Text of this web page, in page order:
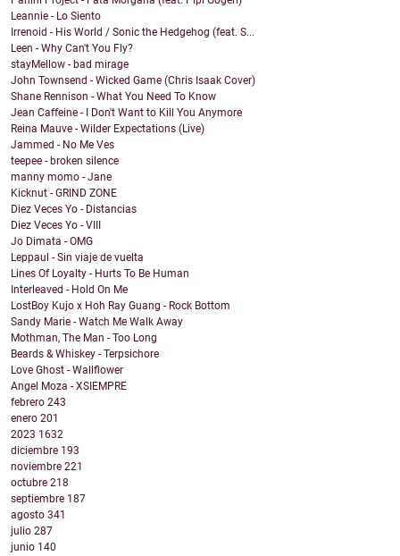
Leannie - Lo Siento
Irrenoid - His World / Sonic the Hedgehog (feat. S...
Leen - Why Can't You Fly?
stayMellow - bad mirage
John Townsend - Wicked Game (Chris Isaak Cover)
Shane Rennison - What You Need To Know
Jean Caffeine - I Don't Want to Kill You Anymore
Reina Mauve - Wilder Expectations (Live)
Jammed - No Me Ves
teepee - broken silence
manny momo - Jane
Kicknut - GRIND ZONE
Diez Veces Yo - Distancias
Diez Veces Yo - VIII
Jo Dimata - OMG
Leppaul - Sin viaje de vuelta
Lines Of Loyalty - Hurts To Be Human
Interleaved - Hold On Me
LostBoy Kujo x Hoh Ray Guang - Rock Bottom
Sandy Marie - Watch Me Walk Away
Mothman, The Man - Too Long
Beards & Whiskey - Terpsichore
Love Ghost - Wallflower
Angel Moza - XSIEMPRE
febrero 243
enero 201
2023 1632
diciembre 193
noviembre 221
octubre 218
septiembre 187
agosto 341
julio 287
junio 140